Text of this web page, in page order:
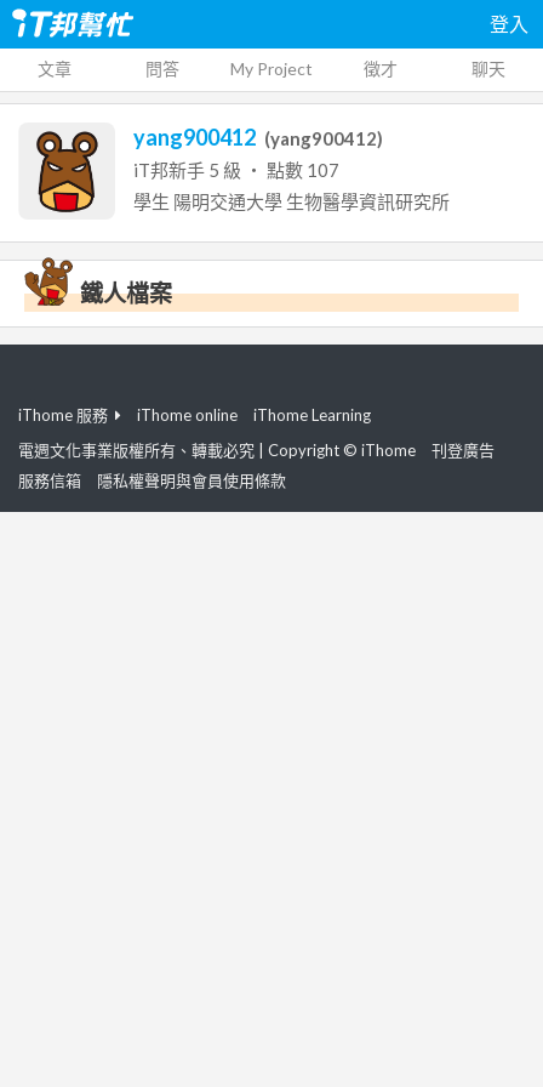
登入
文章 問答 My Project 徵才 聊天
yang900412 (yang900412)
iT邦新手 5 級 ‧ 點數 107
學生 陽明交通大學 生物醫學資訊研究所
鐵人檔案
iThome 服務 iThome online
iThome Learning
電週文化事業版權所有、轉載必究 | Copyright © iThome
刊登廣告
服務信箱
隱私權聲明與會員使用條款